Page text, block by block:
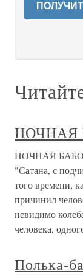
НОЧНАЯ
НОЧНАЯ
"Сатана, с
того времени,
причинил
невидимо
человека,
Полька-